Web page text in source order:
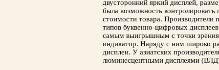
двусторонний яркий дисплей,
была возможность контролировать
стоимости товара. Производители
типов буквенно-цифровых
самым выигрышным с точки зрения
индикатор. Наряду с ним широко
дисплеи. У азиатских
люминесцентными дисплеями